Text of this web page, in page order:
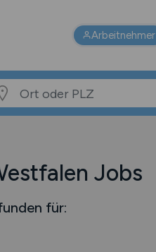
Arbeitnehmer
Jobs
für: